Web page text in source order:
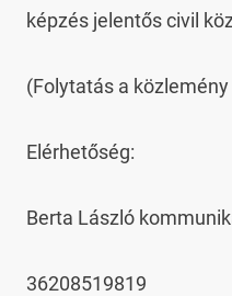
képzés jelentős civil
(Folytatás a
Elérhetőség:
Berta László
36208519819